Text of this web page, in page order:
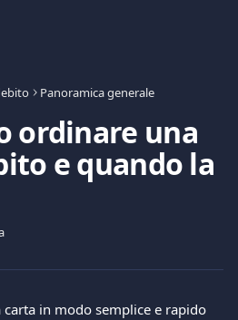
Panoramica generale
ordinare una
e quando la
in modo semplice e rapido